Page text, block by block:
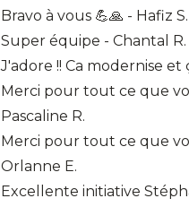
Bravo à vous 💪🙏 - Hafiz S.
Super équipe - Chantal R.
J'adore !! Ca modernise et
Merci pour tout ce que
Pascaline R.
Merci pour tout ce que
Orlanne E.
Excellente initiative